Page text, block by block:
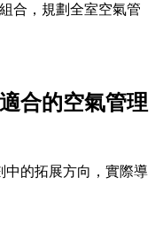
合，規劃全室空氣管
合的空氣管理
中的拓展方向，實際導